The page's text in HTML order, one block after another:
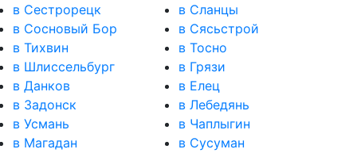
в Сестрорецк
в Сланцы
в Сосновый Бор
в Сясьстрой
в Тихвин
в Тосно
в Шлиссельбург
в Грязи
в Данков
в Елец
в Задонск
в Лебедянь
в Усмань
в Чаплыгин
в Магадан
в Сусуман